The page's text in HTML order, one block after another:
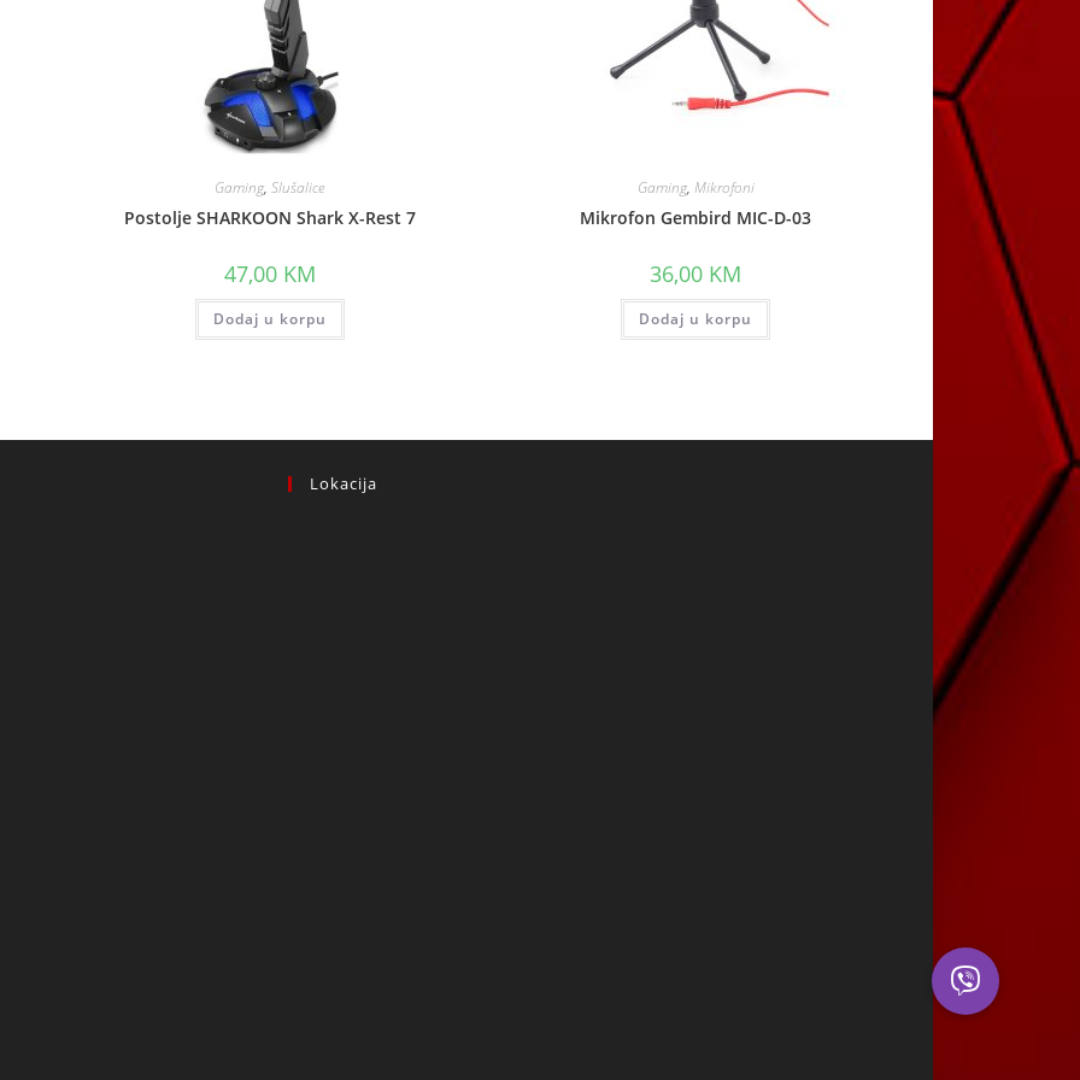
Gaming,Slušalice
Postolje SHARKOON Shark X-Rest 7
47,00 KM
Dodaj u korpu
Gaming, Mikrofoni
Mikrofon Gembird MIC-D-03
36,00 KM
Dodaj u korpu
Lokacija